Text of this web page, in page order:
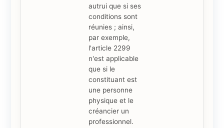
autrui que si ses
conditions sont
réunies ; ainsi,
par exemple,
l'article 2299
n'est applicable
que si le
constituant est
une personne
physique et le
créancier un
professionnel.